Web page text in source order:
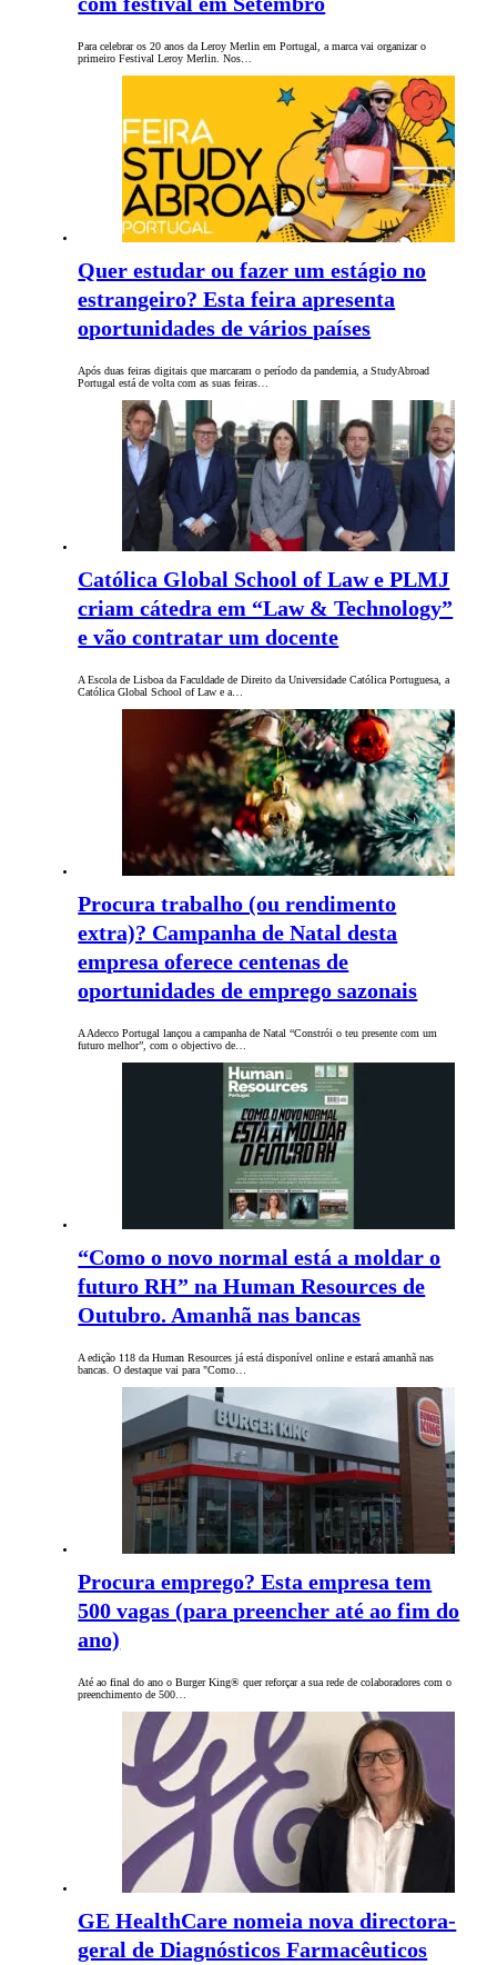
Para celebrar os 20 anos da Leroy Merlin em Portugal, a marca vai organizar o
primeiro Festival Leroy Merlin. Nos…
Quer estudar ou fazer um estágio no
estrangeiro? Esta feira apresenta
oportunidades de vários países
Após duas feiras digitais que marcaram o período da pandemia, a StudyAbroad
Portugal está de volta com as suas feiras…
Católica Global School of Law e PLMJ
criam cátedra em “Law & Technology”
e vão contratar um docente
A Escola de Lisboa da Faculdade de Direito da Universidade Católica Portuguesa, a
Católica Global School of Law e a…
Procura trabalho (ou rendimento
extra)? Campanha de Natal desta
empresa oferece centenas de
oportunidades de emprego sazonais
A Adecco Portugal lançou a campanha de Natal “Constrói o teu presente com um
futuro melhor”, com o objectivo de…
“Como o novo normal está a moldar o
futuro RH” na Human Resources de
Outubro. Amanhã nas bancas
A edição 118 da Human Resources já está disponível online e estará amanhã nas
bancas. O destaque vai para "Como…
Procura emprego? Esta empresa tem
500 vagas (para preencher até ao fim do
ano)
Até ao final do ano o Burger King® quer reforçar a sua rede de colaboradores com o
preenchimento de 500…
GE HealthCare nomeia nova directora-
geral de Diagnósticos Farmacêuticos